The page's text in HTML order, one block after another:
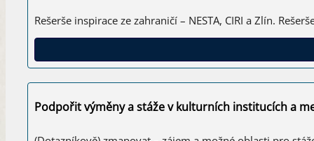
Rešerše inspirace ze zahraničí – NESTA, CIRI a Zlín.
Podpořit výměny a stáže v kulturních institucích a